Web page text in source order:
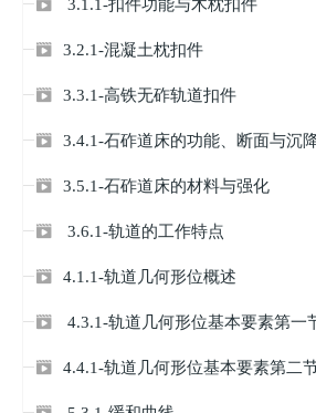
 3.1.1-扣件功能与木枕扣件
 3.2.1-混凝土枕扣件
 3.3.1-高铁无砟轨道扣件
 3.4.1-石砟道床的功能、断面与沉
 3.5.1-石砟道床的材料与强化
 3.6.1-轨道的工作特点
 4.1.1-轨道几何形位概述
 4.3.1-轨道几何形位基本要素第一
 4.4.1-轨道几何形位基本要素第二